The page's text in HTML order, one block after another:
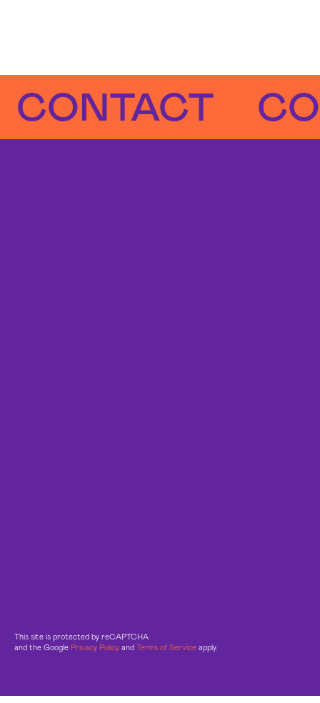
This site is protected by reCAPTCHA
and the Google Privacy Policy and Terms of Service apply.